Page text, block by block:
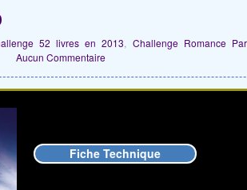
52 livres en 2013 Challenge Romance
Aucun Commentaire
Fiche Technique